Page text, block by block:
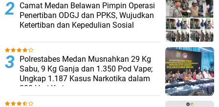
Camat Medan Belawan Pimpin Operasi
Penertiban ODGJ dan PPKS, Wujudkan
Ketertiban dan Kepedulian Sosial
Polrestabes Medan Musnahkan 29 Kg
Sabu, 9 Kg Ganja dan 1.350 Pod Vape;
Ungkap 1.187 Kasus Narkotika dalam
300 Hari Kerja